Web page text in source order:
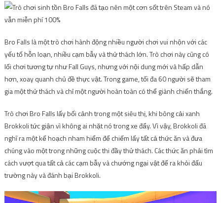
Bro Falls là một trò chơi hành động nhiều người chơi vui nhộn với các
yếu tố hỗn loạn, nhiều cạm bẫy và thử thách lớn. Trò chơi này cũng có
lối chơi tương tự như Fall Guys, nhưng với nội dung mới và hấp dẫn
hơn, xoay quanh chủ đề thực vật. Trong game, tối đa 60 người sẽ tham
gia một thử thách và chỉ một người hoàn toàn có thể giành chiến thắng.
Trò chơi Bro Falls lấy bối cảnh trong một siêu thị, khi bông cải xanh
Brokkoli tức giận vì không ai nhặt nó trong xe đẩy. Vì vậy, Brokkoli đã
nghĩ ra một kế hoạch nham hiểm để chiếm lấy tất cả thức ăn và đưa
chúng vào một trong những cuộc thi đầy thử thách. Các thức ăn phải tìm
cách vượt qua tất cả các cạm bẫy và chướng ngại vật để ra khỏi đấu
trường này và đánh bại Brokkoli.